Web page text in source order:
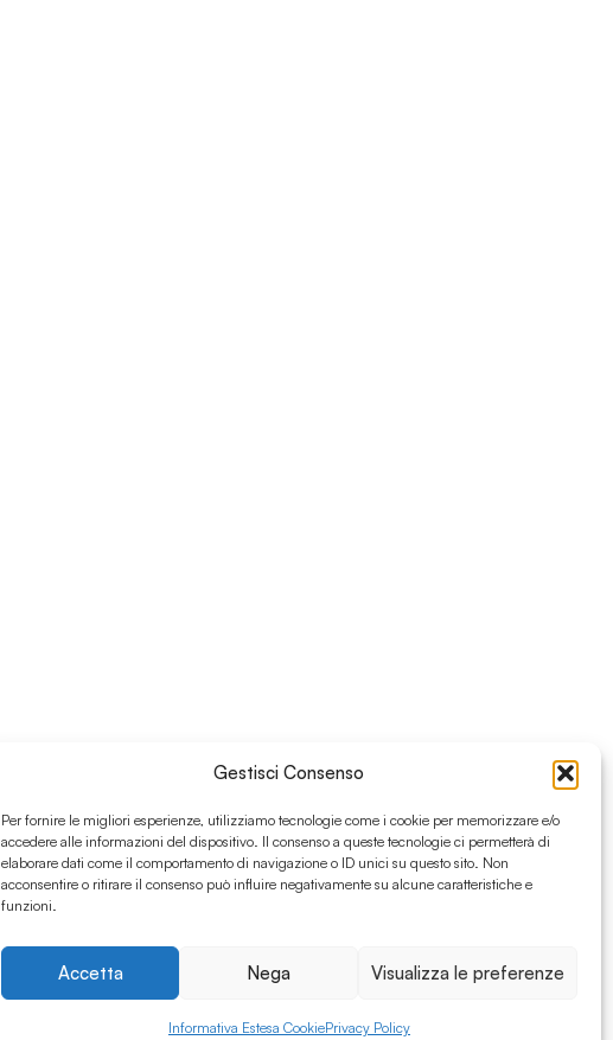
Gestisci Consenso
Per fornire le migliori esperienze, utilizziamo tecnologie come i cookie per memorizzare e/o
accedere alle informazioni del dispositivo. Il consenso a queste tecnologie ci permetterà di
elaborare dati come il comportamento di navigazione o ID unici su questo sito. Non
acconsentire o ritirare il consenso può influire negativamente su alcune caratteristiche e
funzioni.
Accetta Nega Visualizza le preferenze
Informativa Estesa CookiePrivacy Policy